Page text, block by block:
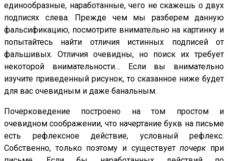
единообразные, наработанные, чего не скажешь о двух
подписях слева. Прежде чем мы разберем данную
фальсификацию, посмотрите внимательно на картинку и
попытайтесь найти отличия истинных подписей от
фальшивых. Отличия очевидны, но поиск их требует
некоторой внимательности… Если вы внимательно
изучите приведенный рисунок, то сказанное ниже будет
для вас очевидным и даже банальным.
Почерковедение построено на том простом и
очевидном соображении, что начертание букв на письме
есть рефлексное действие, условный рефлекс.
Собственно, только поэтому и существуетпочеркпри